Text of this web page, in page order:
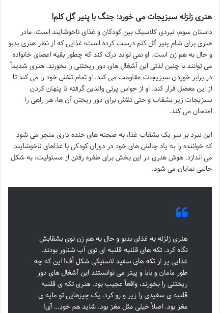
هنری زلزله سبزیجات می خورد: جنگ با پنیر گل کلم!
داستان سوم، نبردی کلاسیک بین کودکان و غذای ناخوشایند است. مادر
هنری برای شام پنیر گل کلم درست کرده است؛ غذایی که از نظر هنری بدبو
و حال به هم زن است. او نمی تواند درک کند که چطور بقیه اعضای خانواده
می توانند با چنین لذتی این آشغال های دور ریختنی را بخورند. هنری شدیداً
در برابر خوردن سبزیجات مقاومت می کند. او تمام تلاش خود را می کند تا
از این معضل فرار کند. او از حواس پرتی والدین گرفته تا پنهان کردن
سبزیجات زیر بشقاب و حتی تلاش برای دور ریختن آن ها، هر راهی را
امتحان می کند.
این نبرد بر سر یک بشقاب غذا، به صحنه های خنده داری منجر می شود
که خواننده را به یاد چالش های خود در دوران کودکی با غذاهای ناخوشایند
می اندازد. هوش هنری در این بخش برای طفره رفتن از مسئولیت، به شکل
جالبی نمایان می شود.
هنری زلزله به غذای بدبو و حال به هم زن توی بشقابش
نگاه کرد. تکه های قلنبه قلنبه ای توی آب شناور بودند.
غذایی پر از تکه های سفید لاستیکی شکل اُف! این که چه
طور مامان و بابا و پیتر می توانستند این آشغال های دور
ریختنی را بخورند، واقعاً عجیب بود. هنری تکه ی قلنبه
قلنبه ی سفیدی را زیر و رو کرد. یک چیزهایی تو مایه ی
مغز بود. اصلاً خیلی مثل مغز بود. شاید هم خودِ… آی!